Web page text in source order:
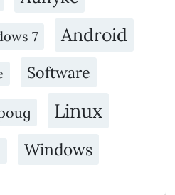
7 Android
Software
Linux
Windows